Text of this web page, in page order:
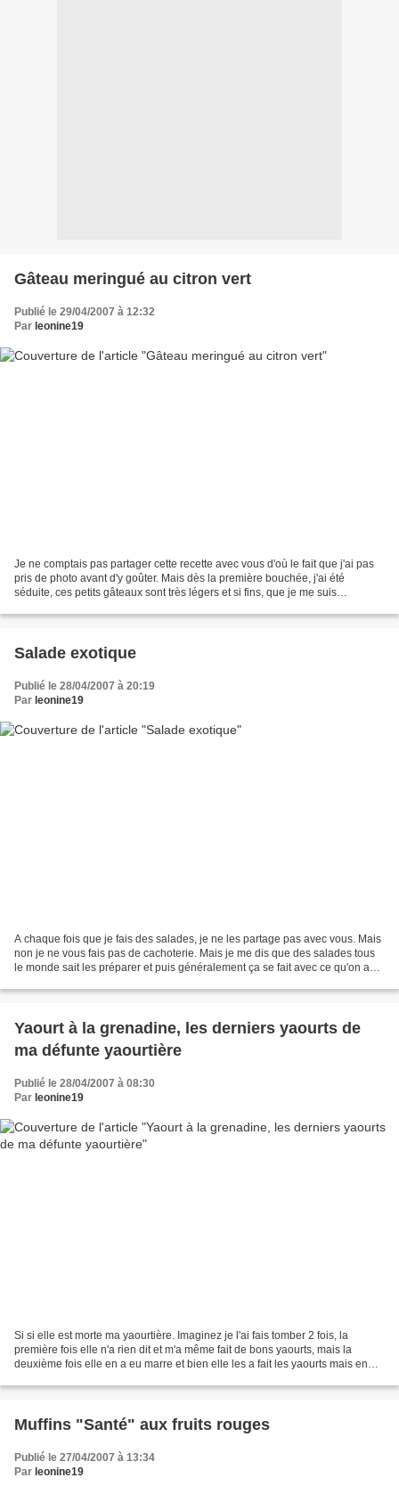
Gâteau meringué au citron vert
Publié le 29/04/2007 à 12:32
Par leonine19
Je ne comptais pas partager cette recette avec vous d'où le fait que j'ai pas
pris de photo avant d'y goûter. Mais dès la première bouchée, j'ai été
séduite, ces petits gâteaux sont très légers et si fins, que je me suis
Salade exotique
Publié le 28/04/2007 à 20:19
Par leonine19
A chaque fois que je fais des salades, je ne les partage pas avec vous. Mais
non je ne vous fais pas de cachoterie. Mais je me dis que des salades tous
le monde sait les préparer et puis généralement ça se fait avec ce qu'on a
Yaourt à la grenadine, les derniers yaourts de
ma défunte yaourtière
Publié le 28/04/2007 à 08:30
Par leonine19
Si si elle est morte ma yaourtière. Imaginez je l'ai fais tomber 2 fois, la
première fois elle n'a rien dit et m'a même fait de bons yaourts, mais la
deuxième fois elle en a eu marre et bien elle les a fait les yaourts mais en
Muffins "Santé" aux fruits rouges
Publié le 27/04/2007 à 13:34
Par leonine19